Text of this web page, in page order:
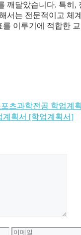
깨달았습니다. 특히
서는 전문적이고
이루기에 적합한
츠과학전공 학업계
계획서 [학업계획서]
이